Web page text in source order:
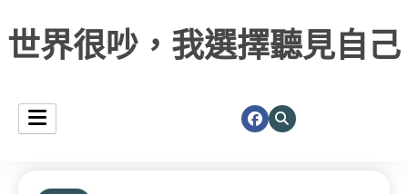
世界很吵，我選擇聽見自己